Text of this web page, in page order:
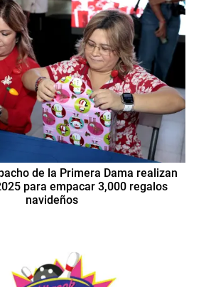
de la Primera Dama realizan
para empacar 3,000 regalos
navideños